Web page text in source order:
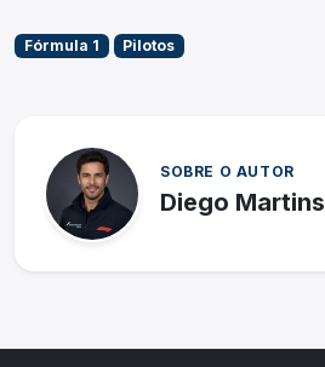
Fórmula 1 Pilotos
SOBRE O AUTOR
Diego Martins